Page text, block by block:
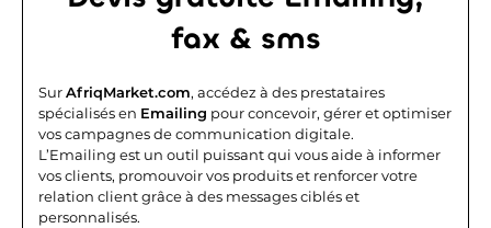
fax & sms
SurAfriqMarket.com, accédez à des prestataires
spécialisés en Emailing pour concevoir, gérer et optimiser
vos campagnes de communication digitale.
L’Emailing est un outil puissant qui vous aide à informer
vos clients, promouvoir vos produits et renforcer votre
relation client grâce à des messages ciblés et
personnalisés.